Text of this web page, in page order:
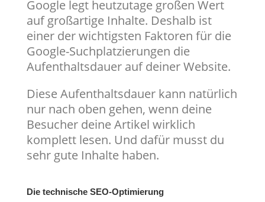
Google legt heutzutage großen Wert
auf großartige Inhalte. Deshalb ist
einer der wichtigsten Faktoren für die
Google-Suchplatzierungen die
Aufenthaltsdauer auf deiner Website.
Diese Aufenthaltsdauer kann natürlich
nur nach oben gehen, wenn deine
Besucher deine Artikel wirklich
komplett lesen. Und dafür musst du
sehr gute Inhalte haben.
Die technische SEO-Optimierung